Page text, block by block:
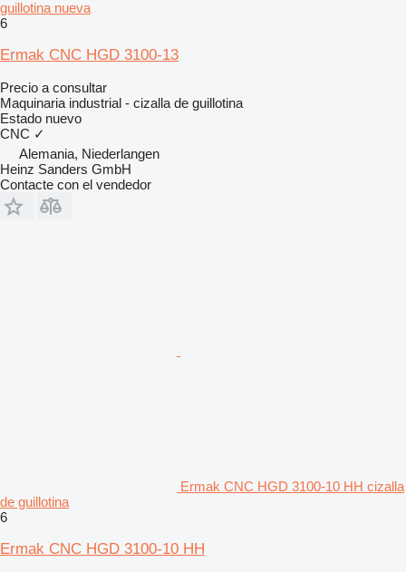
guillotina nueva
6
Ermak CNC HGD 3100-13
Precio a consultar
Maquinaria industrial - cizalla de guillotina
Estado nuevo
CNC ✓
Alemania, Niederlangen
Heinz Sanders GmbH
Contacte con el vendedor
Ermak CNC HGD 3100-10 HH cizalla
de guillotina
6
Ermak CNC HGD 3100-10 HH